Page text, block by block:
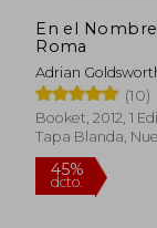
En el
Roma
Adrian
(10)
Booket, 2012, 1
Tapa Blanda,